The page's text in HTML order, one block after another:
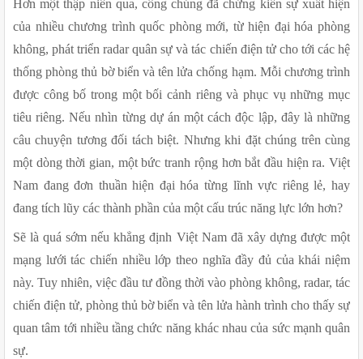
Hơn một thập niên qua, công chúng đã chứng kiến sự xuất hiện
của nhiều chương trình quốc phòng mới, từ hiện đại hóa phòng
không, phát triển radar quân sự và tác chiến điện tử cho tới các hệ
thống phòng thủ bờ biển và tên lửa chống hạm. Mỗi chương trình
được công bố trong một bối cảnh riêng và phục vụ những mục
tiêu riêng. Nếu nhìn từng dự án một cách độc lập, đây là những
câu chuyện tương đối tách biệt. Nhưng khi đặt chúng trên cùng
một dòng thời gian, một bức tranh rộng hơn bắt đầu hiện ra. Việt
Nam đang đơn thuần hiện đại hóa từng lĩnh vực riêng lẻ, hay
đang tích lũy các thành phần của một cấu trúc năng lực lớn hơn?
Sẽ là quá sớm nếu khẳng định Việt Nam đã xây dựng được một
mạng lưới tác chiến nhiều lớp theo nghĩa đầy đủ của khái niệm
này. Tuy nhiên, việc đầu tư đồng thời vào phòng không, radar, tác
chiến điện tử, phòng thủ bờ biển và tên lửa hành trình cho thấy sự
quan tâm tới nhiều tầng chức năng khác nhau của sức mạnh quân
sự.